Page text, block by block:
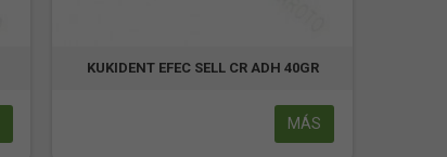
KUKIDENT EFEC SELL CR ADH 40GR
MÁS